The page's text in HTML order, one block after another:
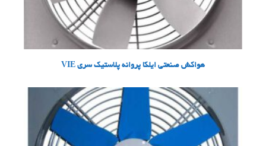
هواکش صنعتی ایلکا پروانه پلاستیک سری VIE